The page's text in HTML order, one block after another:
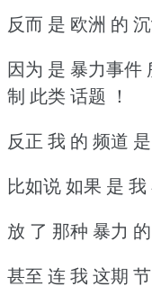
反而 是 欧洲 的
因为 是 暴力事件
制 此类 话题 ！
反正 我 的 频道
比如说 如果 是 我
放 了 那种 暴力
甚至 连 我 这期